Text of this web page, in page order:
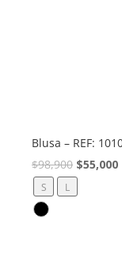
Blusa – REF:
$98,900 El
$55,000El
S L